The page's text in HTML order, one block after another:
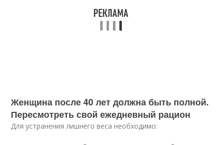
Женщина после 40 лет должна быть полной.
Пересмотреть свой ежедневный рацион
Для устранения лишнего веса необходимо: